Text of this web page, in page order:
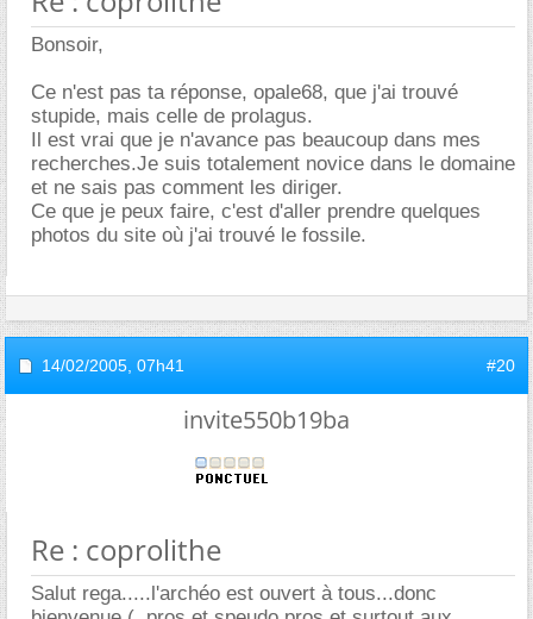
Bonsoir,
Ce n'est pas ta réponse, opale68, que j'ai trouvé
stupide, mais celle de prolagus.
Il est vrai que je n'avance pas beaucoup dans mes
recherches.Je suis totalement novice dans le domaine
et ne sais pas comment les diriger.
Ce que je peux faire, c'est d'aller prendre quelques
photos du site où j'ai trouvé le fossile.
14/02/2005, 07h41 #20
invite550b19ba
Re : coprolithe
Salut rega.....l'archéo est ouvert à tous...donc